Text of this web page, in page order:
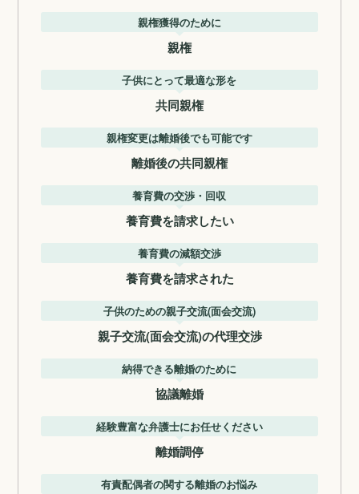
親権獲得のために
親権
子供にとって最適な形を
共同親権
親権変更は離婚後でも可能です
離婚後の共同親権
養育費の交渉・回収
養育費を請求したい
養育費の減額交渉
養育費を請求された
子供のための親子交流(面会交流)
親子交流(面会交流)の代理交渉
納得できる離婚のために
協議離婚
経験豊富な弁護士にお任せください
離婚調停
有責配偶者の関する離婚のお悩み